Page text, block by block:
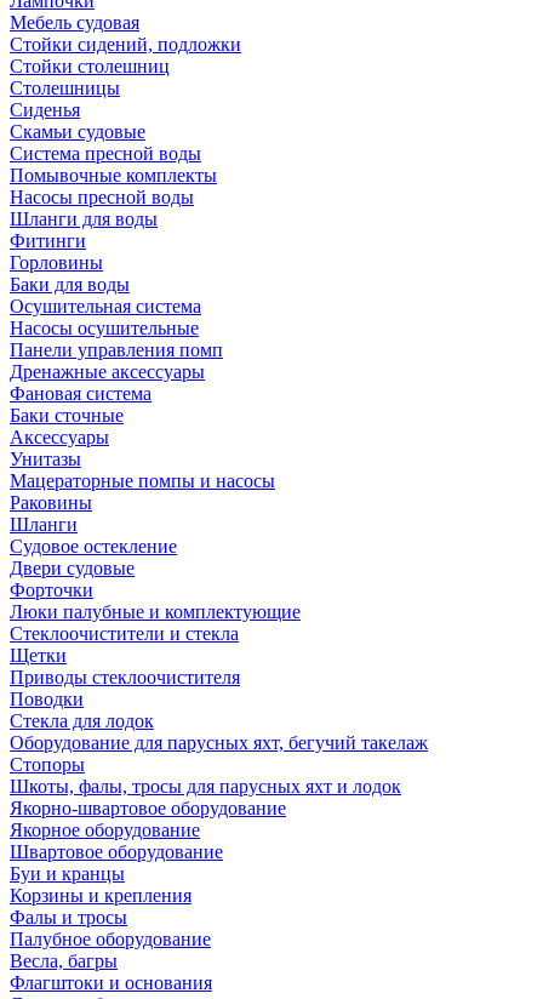
Мебель судовая
Стойки сидений, подложки
Стойки столешниц
Столешницы
Сиденья
Скамьи судовые
Система пресной воды
Помывочные комплекты
Насосы пресной воды
Шланги для воды
Фитинги
Горловины
Баки для воды
Осушительная система
Насосы осушительные
Панели управления помп
Дренажные аксессуары
Фановая система
Баки сточные
Аксессуары
Унитазы
Мацераторные помпы и насосы
Раковины
Шланги
Судовое остекление
Двери судовые
Форточки
Люки палубные и комплектующие
Стеклоочистители и стекла
Щетки
Приводы стеклоочистителя
Поводки
Стекла для лодок
Оборудование для парусных яхт, бегучий такелаж
Стопоры
Шкоты, фалы, тросы для парусных яхт и лодок
Якорно-швартовое оборудование
Якорное оборудование
Швартовое оборудование
Буи и кранцы
Корзины и крепления
Фалы и тросы
Палубное оборудование
Весла, багры
Флагштоки и основания